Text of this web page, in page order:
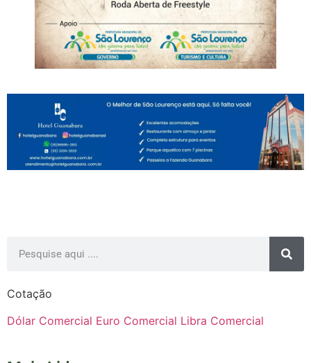
Cotação
Dólar Comercial Euro Comercial Libra Comercial